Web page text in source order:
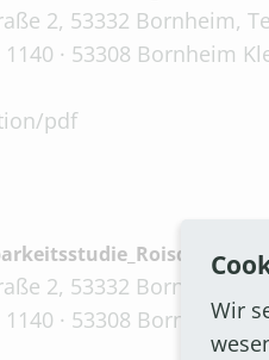
2, 53332 Bornheim,
· 53308 Bornheim
pdf
2, 53332 Bornheim,
· 53308 Bornheim
Wir